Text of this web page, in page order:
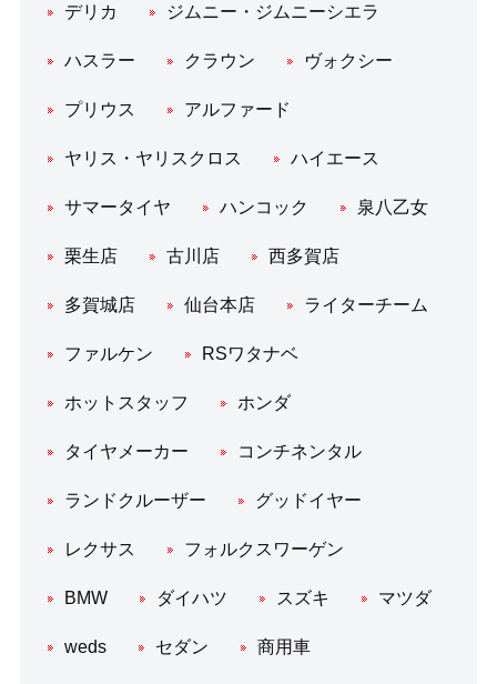
デリカ ジムニー・ジムニーシエラ
ハスラー クラウン ヴォクシー
プリウス アルファード
ヤリス・ヤリスクロス ハイエース
サマータイヤ ハンコック 泉八乙女
栗生店 古川店 西多賀店
多賀城店 仙台本店 ライターチーム
ファルケン RSワタナベ
ホットスタッフ ホンダ
タイヤメーカー コンチネンタル
ランドクルーザー グッドイヤー
レクサス フォルクスワーゲン
BMW ダイハツ スズキ マツダ
weds セダン 商用車